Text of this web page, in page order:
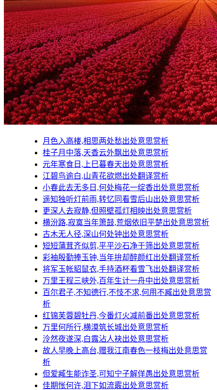
月色入高楼,相思两处愁出处意思赏析
桂子月中落,天香云外飘出处意思赏析
元年寒食日,上巳暮春天出处意思赏析
江碧鸟逾白,山青花欲燃出处翻译赏析
小春此去无多日,何处梅花一绽香出处意思赏析
遥知独听灯前雨,转忆同看雪后山出处意思赏析
更深人去寂静,但照壁孤灯相映出处意思赏析
横汾路,寂寞当年箫鼓,荒烟依旧平楚出处意思赏析
古木无人径,深山何处钟出处意思赏析
短短蒲茸齐似剪,平平沙石净于筛出处意思赏析
彩袖殷勤捧玉钟,当年拚却醉颜红出处翻译赏析
将军玉帐貂鼠衣,手持酒杯看雪飞出处翻译赏析
万里王程三峡外,百年生计一舟中出处意思赏析
百尔君子,不知德行,不忮不求,何用不臧出处意思赏
析
红锦芙蓉碧牡丹,今番灯火减前番出处意思赏析
万里何所行,横漠筑长城出处意思赏析
泠然夜遂深,白露沾人袂出处意思赏析
故人早晚上高台,赠我江南春色一枝梅出处意思赏
析
但爱臧生能诈圣,可知宁子解佯愚出处意思赏析
佳期怅何许,泪下如流霰出处意思赏析